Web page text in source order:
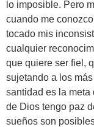
lo imposible. Pero
cuando me
tocado mis
cualquier
que quiere ser fiel,
sujetando a los
santidad es la
de Dios tengo paz
sueños son